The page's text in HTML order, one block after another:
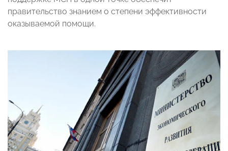
правительство знанием о степени эффективности
оказываемой помощи.